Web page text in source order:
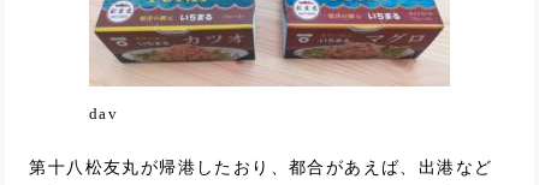
dav
第十八松友丸が帰港したおり、都合があえば、出港など